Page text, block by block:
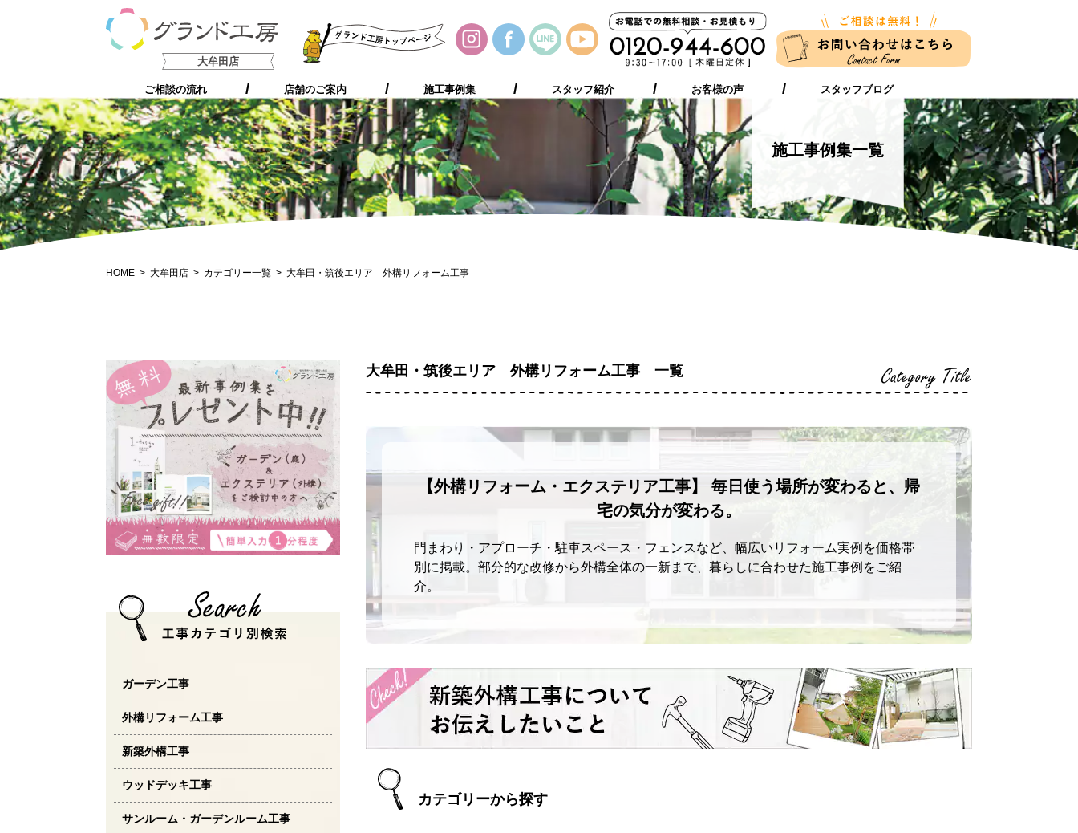
大牟田店
ご相談の流れ 店舗のご案内 施工事例集 スタッフ紹介 お客様の声 スタッフブログ
支持される5つの理由 施工事例集 お客様の声 プレゼント ご相談の流れ
新築に伴う
外構工事をお考えの方へ
ガーデンリフォーム
をお考えの方へ
施工事例集一覧
HOME 大牟田店 カテゴリー一覧 大牟田・筑後エリア 外構リフォーム工事
大牟田・筑後エリア 外構リフォーム工事 一覧 Category Title
【外構リフォーム・エクステリア工事】 毎日使う場所が変わると、帰
宅の気分が変わる。
門まわり・アプローチ・駐車スペース・フェンスなど、幅広いリフォーム実例を価格帯
別に掲載。部分的な改修から外構全体の一新まで、暮らしに合わせた施工事例をご紹
介。
カテゴリーから探す
ガーデン工事
外構リフォーム工事
新築外構工事
ウッドデッキ工事
サンルーム・ガーデンルーム工事